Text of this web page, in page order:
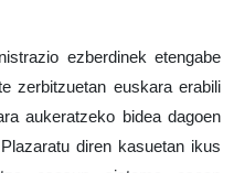
ezberdinek etengabe
zerbitzuetan euskara erabili
aukeratzeko bidea dagoen
diren kasuetan ikus